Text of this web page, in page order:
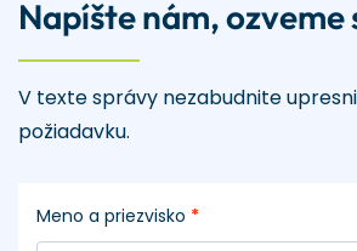
Napíšte nám, ozveme
V texte správy nezabudnite
požiadavku.
Meno a priezvisko *